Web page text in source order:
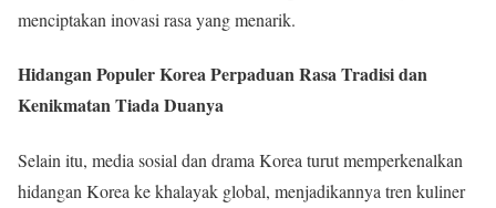
menciptakan inovasi rasa yang menarik.
Hidangan Populer Korea Perpaduan Rasa Tradisi dan
Kenikmatan Tiada Duanya
Selain itu, media sosial dan drama Korea turut memperkenalkan
hidangan Korea ke khalayak global, menjadikannya tren kuliner